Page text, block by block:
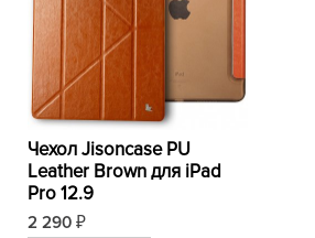
Чехол Jisoncase PU
Leather Brown для iPad
Pro 12.9
2 290 ₽